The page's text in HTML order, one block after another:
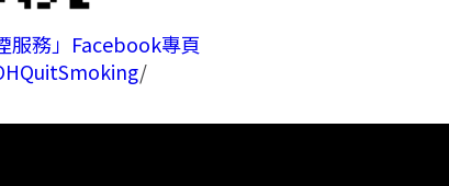
服務」Facebook專頁
/